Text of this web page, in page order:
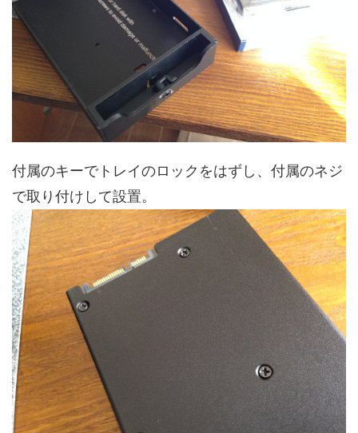
付属のキーでトレイのロックをはずし、付属のネジ
で取り付けして設置。